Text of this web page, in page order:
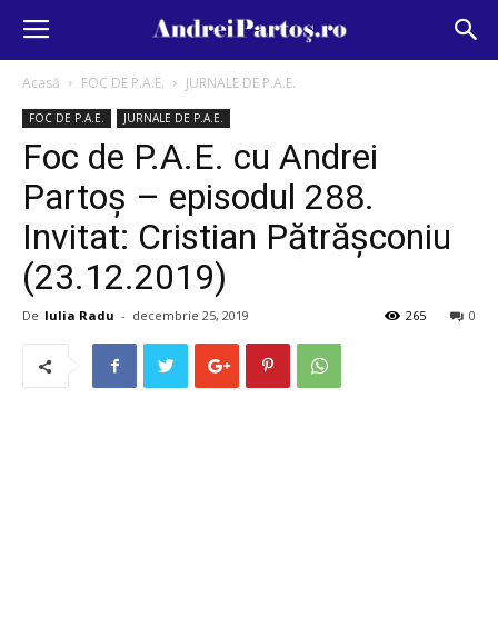
Acasă FOC DE P.A.E. JURNALE DE P.A.E.
FOC DE P.A.E. JURNALE DE P.A.E.
Foc de P.A.E. cu Andrei
Partoș – episodul 288.
Invitat: Cristian Pătrășconiu
(23.12.2019)
De Iulia Radu - decembrie 25, 2019 0
265